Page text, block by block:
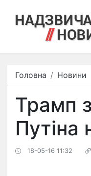
Головна Новини
Трамп
Путіна
18-05-16 11:32